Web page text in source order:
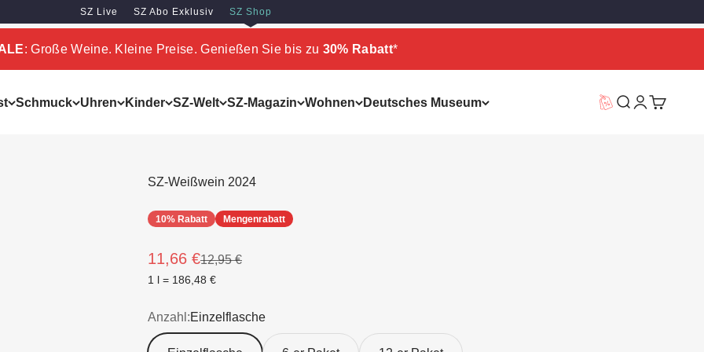
SZ Live SZ Abo Exklusiv SZ Shop
: Große Weine. Kleine Preise. Genießen Sie bis zu 30% Rabatt*
Schmuck Uhren Kinder SZ-Welt SZ-Magazin Wohnen Deutsches Museum Vorteilswelt
Suche
SZ-Weißwein 2024
10% Rabatt Mengenrabatt
Angebot
11,66 €Regulärer Preis
12,95 €
1 l = 186,48 €
Anzahl:Einzelflasche